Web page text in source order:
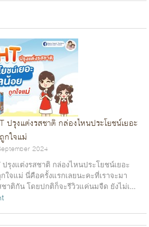
ปรุงแต่งรสชาติ กล่องไหนประโยชน์เยอะ
กใจแม่
2024
ปรุงแต่งรสชาติ กล่องไหนประโยชน์เยอะ
ใจแม่ นี่คือครั้งแรกเลยนะคะที่เราจะมา
าติกัน โดยปกติก็จะรีวิวแค่นมจืด ยังไม่เ...